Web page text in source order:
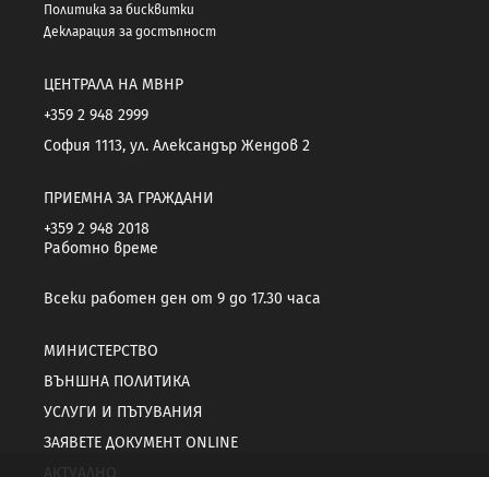
Политика за бисквитки
Декларация за достъпност
ЦЕНТРАЛА НА МВНР
+359 2 948 2999
София 1113, ул. Александър Жендов 2
ПРИЕМНА ЗА ГРАЖДАНИ
+359 2 948 2018
Работно време
Всеки работен ден от 9 до 17.30 часа
МИНИСТЕРСТВО
ВЪНШНА ПОЛИТИКА
УСЛУГИ И ПЪТУВАНИЯ
ЗАЯВЕТЕ ДОКУМЕНТ ONLINE